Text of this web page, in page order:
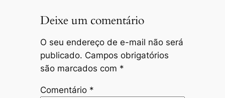
Deixe um comentário
O seu endereço de e-mail não será
publicado. Campos obrigatórios
são marcados com *
Comentário *